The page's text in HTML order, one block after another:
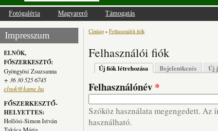
Fotógaléria Magyarerő Támogatás
Impresszum
ELNÖK,
FŐSZERKESZTŐ:
Gyöngyösi Zsuzsanna
+ 36 30 525 6745
elnok@kame.hu
FŐSZERKESZTŐ-
HELYETTES:
Hollósi-Simon István
Jelenlegi hely
Címlap » Felhasználói fiók
Felhasználói fiók
Elsődleges fülek
Új fiók létrehozása (aktív fül)
Bejelentkezés Új
Felhasználónév *
Szóköz használata megengedett. Az
használható.